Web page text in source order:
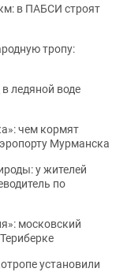
в ПАБСИ строят
тропу:
ледяной воде
чем кормят
Мурманска
у жителей
по
московский
установили